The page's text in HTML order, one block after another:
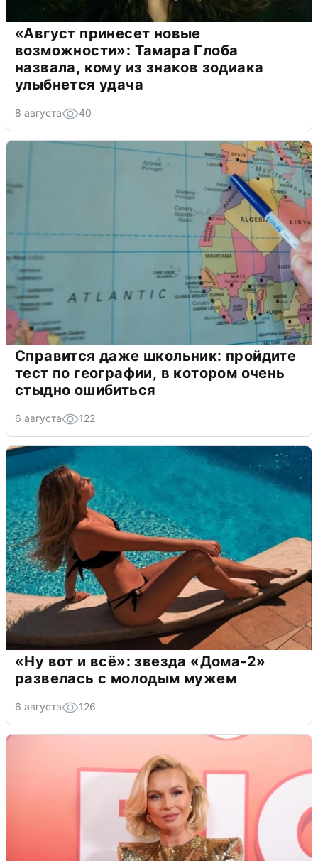
«Август принесет новые
возможности»: Тамара Глоба
назвала, кому из знаков зодиака
улыбнется удача
8 августа 40
Справится даже школьник: пройдите
тест по географии, в котором очень
стыдно ошибиться
6 августа 122
«Ну вот и всё»: звезда «Дома-2»
развелась с молодым мужем
6 августа 126